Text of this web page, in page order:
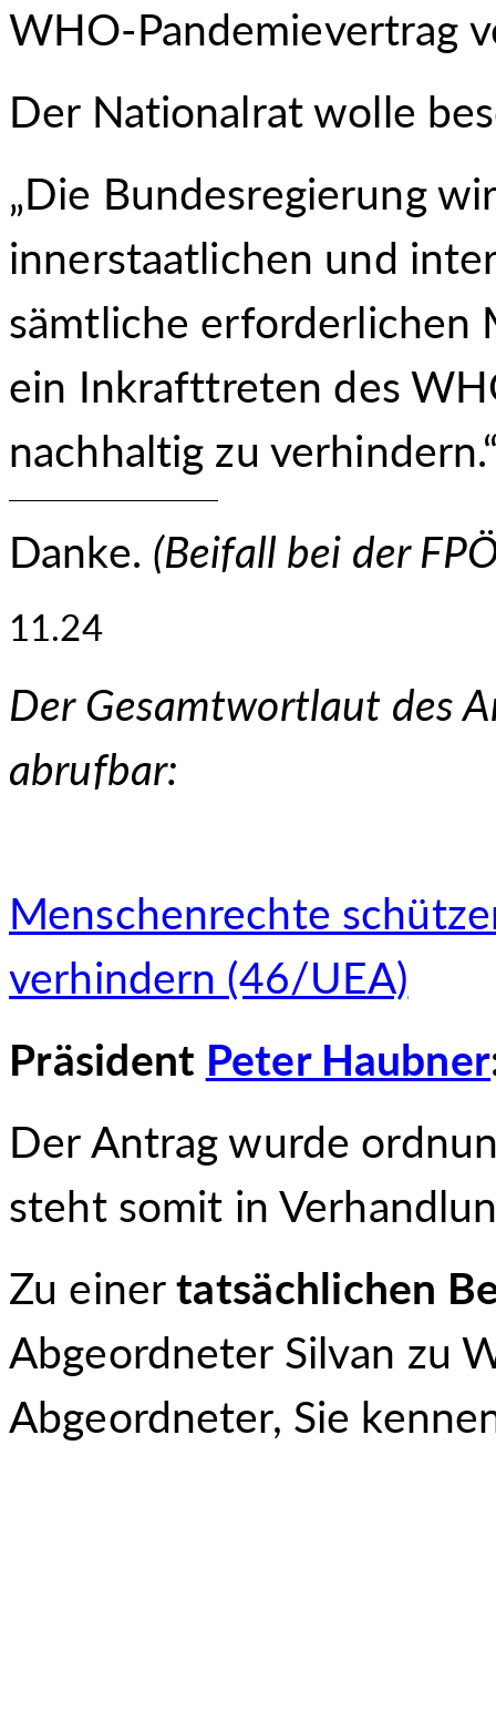
WHO-Pandemievertrag
Der Nationalrat wolle
„Die Bundesregierung
innerstaatlichen und
sämtliche erforderlichen
ein Inkrafttreten des
nachhaltig zu
Danke. (Beifall bei der
11.24
Der Gesamtwortlaut des
abrufbar:
Menschenrechte
verhindern (46/UEA)
Präsident Peter Haubner
Der Antrag wurde
steht somit in
Zu einertatsächlichen
Abgeordneter Silvan zu
Abgeordneter, Sie